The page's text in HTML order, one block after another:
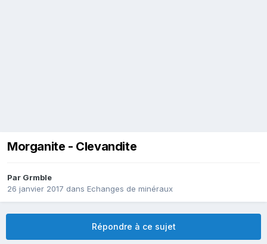
Morganite - Clevandite
Par Grmble
26 janvier 2017 dans Echanges de minéraux
Répondre à ce sujet